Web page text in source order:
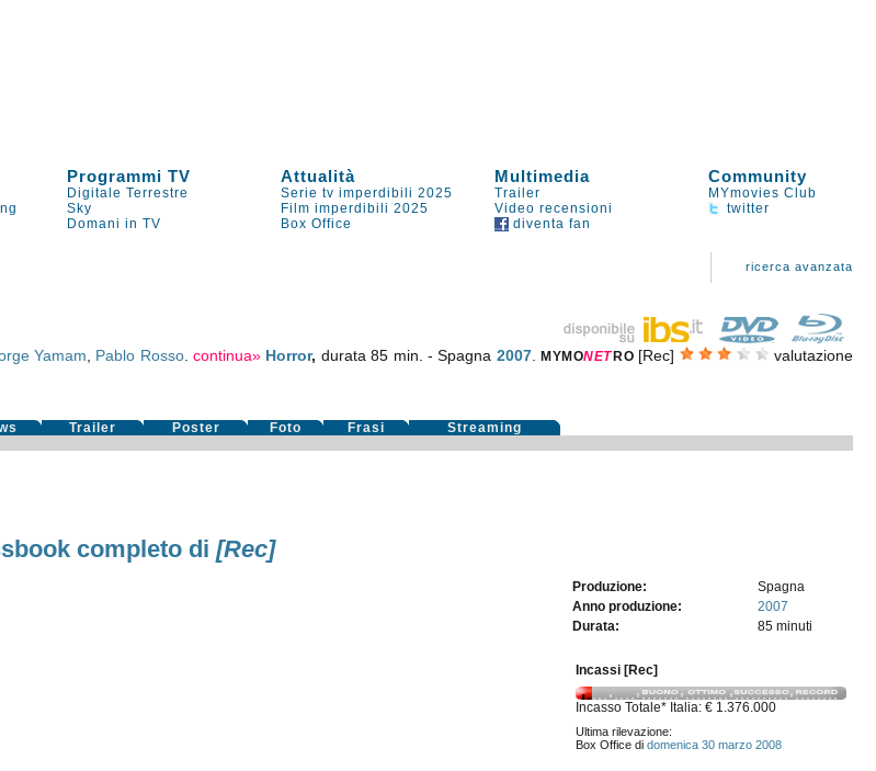
Programmi TV Attualità Multimedia Community
Digitale Terrestre Serie tv imperdibili 2025 Trailer
MYmovies Club
Sky Film imperdibili 2025 Video recensioni
twitter
Domani in TV Box Office diventa fan
ricerca avanzata
Yamam Pablo Rosso.continua» Horror, durata 85 min. - Spagna 2007.MYMONET RO [Rec]
valutazione
Trailer Poster Foto Frasi Streaming
Produzione:
Spagna
Anno produzione:
2007
Durata:
85 minuti
Incassi [Rec]
Incasso Totale* Italia: € 1.376.000
Ultima rilevazione:
Box Office didomenica 30 marzo 2008
completo di[Rec]